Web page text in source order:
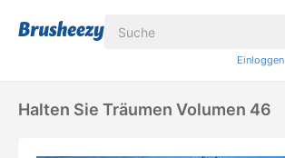
Einloggen
Halten Sie Träumen Volumen 46